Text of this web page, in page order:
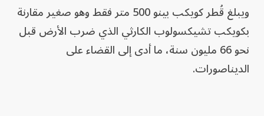
ويبلغ قُطر كويكب بينو 500 متر فقط وهو صغير مقارنة
بكويكب تشيكسولوب الكارثي الذي ضرب الأرض قبل
نحو 66 مليون سنة، ما أدى إلى القضاء على
الديناصورات.